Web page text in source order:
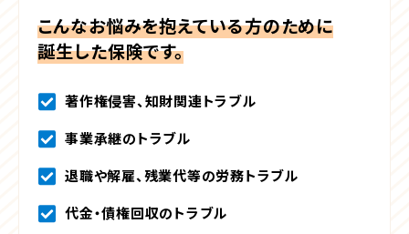
こんなお悩みを抱えている方のために
誕生した保険です。
著作権侵害、知財関連トラブル
事業承継のトラブル
退職や解雇、残業代等の労務トラブル
代金・債権回収のトラブル